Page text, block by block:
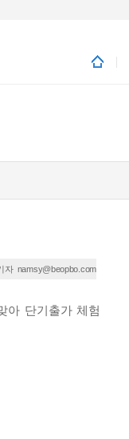
자 namsy@beopbo.com
아 단기출가 체험